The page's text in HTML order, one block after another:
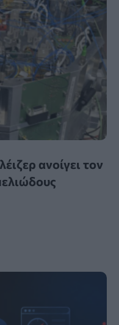
ανοίγει τον